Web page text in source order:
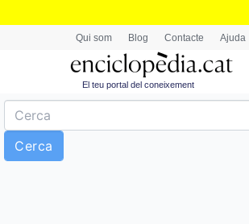
Qui som Blog Contacte Ajuda
El teu portal del coneixement